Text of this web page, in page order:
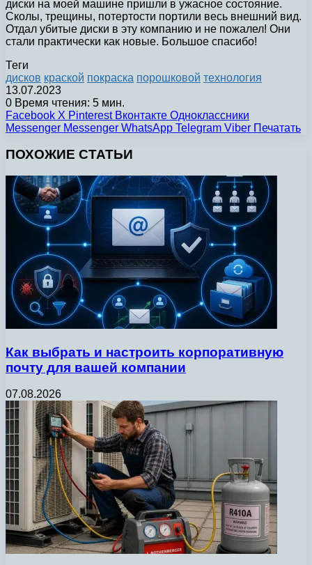
диски на моей машине пришли в ужасное состояние.
Сколы, трещины, потертости портили весь внешний вид.
Отдал убитые диски в эту компанию и не пожалел! Они
стали практически как новые. Большое спасибо!
Теги
дисков краской покраска порошковой технология
13.07.2023
0 Время чтения: 5 мин.
Facebook X Pinterest Вконтакте Одноклассники
Messenger Messenger WhatsApp Telegram Viber Печатать
ПОХОЖИЕ СТАТЬИ
Как выбрать и настроить корпоративную
почту для вашей компании
07.08.2026